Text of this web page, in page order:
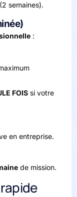
semaines).
:
FOIS si votre
en entreprise.
de mission.